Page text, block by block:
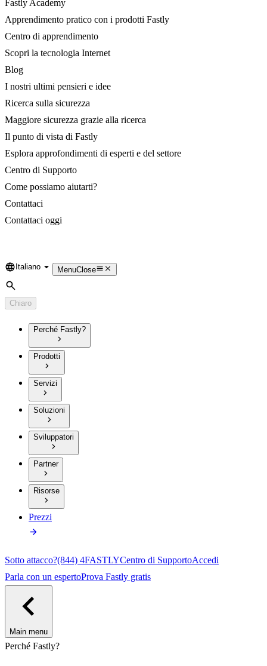
Fastly Academy
Apprendimento pratico con i prodotti Fastly
Centro di apprendimento
Scopri la tecnologia Internet
Blog
I nostri ultimi pensieri e idee
Ricerca sulla sicurezza
Maggiore sicurezza grazie alla ricerca
Il punto di vista di Fastly
Esplora approfondimenti di esperti e del settore
Centro di Supporto
Come possiamo aiutarti?
Contattaci
Contattaci oggi
Language
Italiano MenuClose
Cerca
Chiaro
Perché Fastly?
Prodotti
Servizi
Soluzioni
Sviluppatori
Partner
Risorse
Prezzi
Sotto attacco?(844) 4FASTLYCentro di SupportoAccedi
Parla con un espertoProva Fastly gratis
Main menu
Perché Fastly?